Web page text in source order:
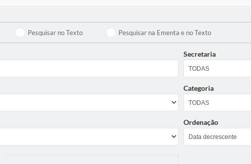
Pesquisar no Texto Pesquisar na Ementa e no Texto
Secretaria
Categoria
Ordenação